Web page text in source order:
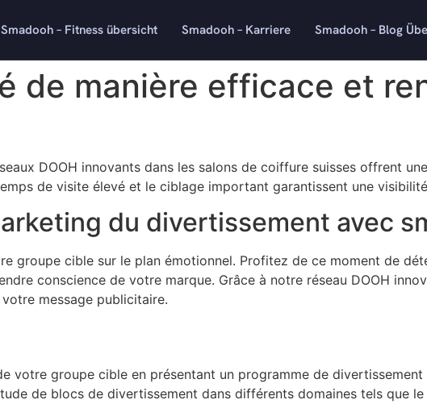
Smadooh – Fitness übersicht Smadooh – Karriere Smadooh – Blog
de manière efficace et
DOOH innovants dans les salons de coiffure suisses offrent
de visite élevé et le ciblage important garantissent une
du divertissement avec
groupe cible sur le plan émotionnel. Profitez de ce moment de
conscience de votre marque. Grâce à notre réseau DOOH
message publicitaire.
votre groupe cible en présentant un programme de
de blocs de divertissement dans différents domaines tels que le